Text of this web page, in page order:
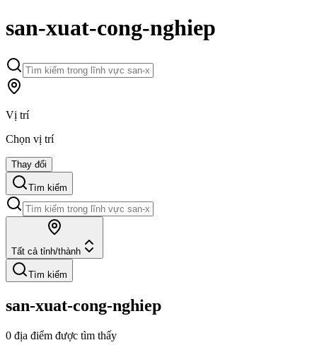
san-xuat-cong-nghiep
Vị trí
Chọn vị trí
Thay đổi
Tìm kiếm
Tất cả tỉnh/thành
Tìm kiếm
san-xuat-cong-nghiep
0 địa điểm được tìm thấy